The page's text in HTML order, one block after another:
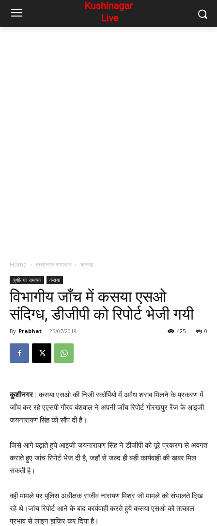
Home कुशीनगर समाचार कसया
कुशीनगर समाचार कसया
विभागीय जाँच में कसया एसओ
संदिग्ध, डीजीपी को रिपोर्ट भेजी गयी
By Prabhat - 25/07/2019 0
425
कुशीनगर: कसया एसओ की निजी स्कॉर्पियो में अवैध शराब मिलने के प्रकरण में
जाँच कर रहे एएसपी गौरव बंशवाल ने अपनी जाँच रिपोर्ट गोरखपुर रेंज के आइजी
जयनारायण सिंह को सौप दी है।
जिसे आगे बढ़ाते हुये आइजी जयनारायण सिंह ने डीजीपी को पूरे प्रकरण से अवगत
कराते हुए जांच रिपोर्ट भेज दी है, जहाँ से जल्द ही बड़ी कार्यवाही की ख़बर मिल
सकती है।
वही मामले पर पुलिस अधीक्षक राजीव नारायण मिश्र जो मामले को संभालते दिख
रहे थे।जांच रिपोर्ट आने के बाद कार्यवाही करते हुये कसया एसओ को तत्काल
प्रभाव से लाइन हाजिर कर दिया है।